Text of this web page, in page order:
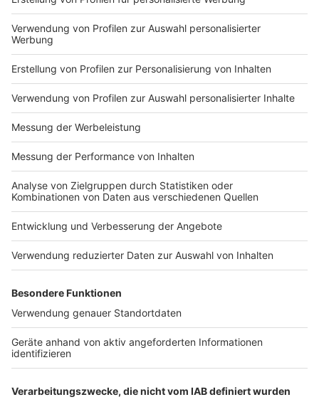
Impressum
Nutzungsbedingungen
Jobs
Presse
Werben
Archiv
ANTENNE BAYERN GROUP
Stiftung ANTENNE BAYERN
hilft
Teilnahmebedingungen
Kontakt
Studio-Hotline
Verkehrs-Hotline
Newsletter